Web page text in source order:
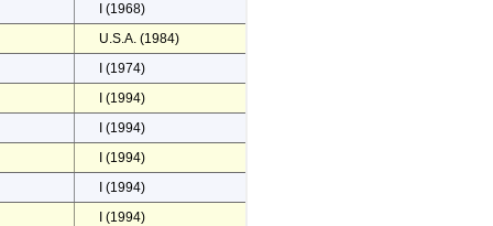
I (1968)
U.S.A. (1984)
I (1974)
I (1994)
I (1994)
I (1994)
I (1994)
I (1994)